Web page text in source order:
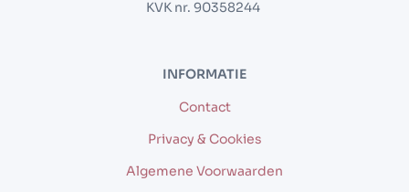
KVK nr. 90358244
INFORMATIE
Contact
Privacy & Cookies
Algemene Voorwaarden